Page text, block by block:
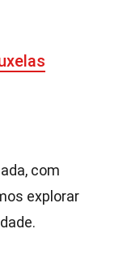
com
explorar